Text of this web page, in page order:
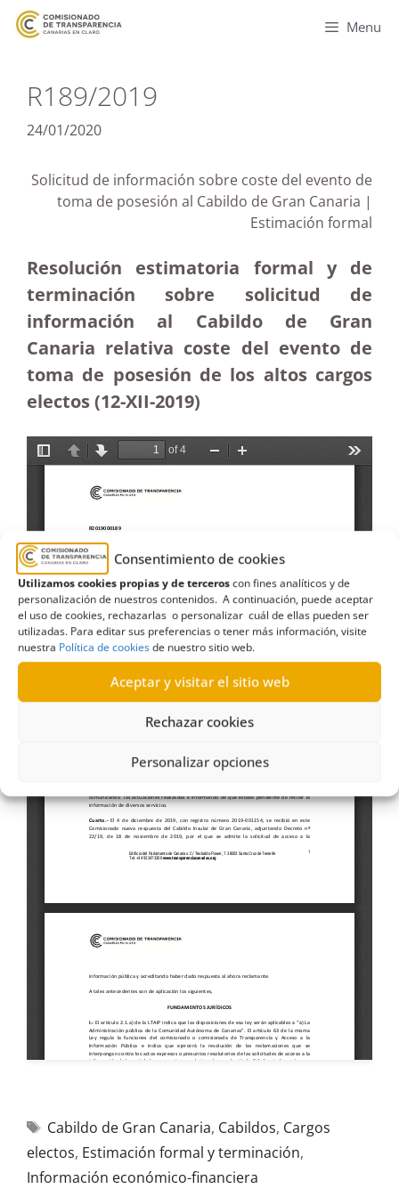
Consentimiento de cookies
Utilizamos cookies propias y de terceroscon fines analíticos y de
personalización de nuestros contenidos. A continuación, puede aceptar
el uso de cookies, rechazarlas o personalizar cuál de ellas pueden ser
utilizadas. Para editar sus preferencias o tener más información, visite
nuestra Política de cookiesde nuestro sitio web.
Aceptar y visitar el sitio web
Rechazar cookies
Personalizar opciones
Menu
R189/2019
24/01/2020
Solicitud de información sobre coste del evento de
toma de posesión al Cabildo de Gran Canaria |
Estimación formal
Resolución estimatoria formal y de
terminación sobre solicitud de
información al Cabildo de Gran
Canaria relativa coste del evento de
toma de posesión de los altos cargos
electos (12-XII-2019)
Cabildo de Gran Canaria, Cabildos, Cargos
electos, Estimación formal y terminación,
Información económico-financiera